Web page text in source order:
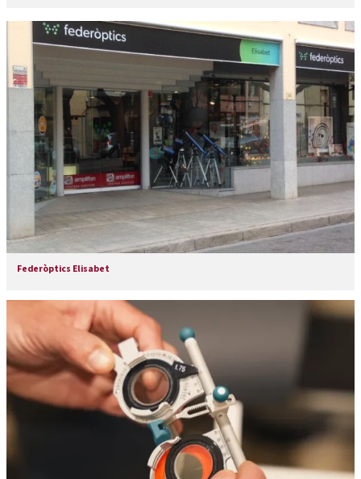
Federòptics Elisabet